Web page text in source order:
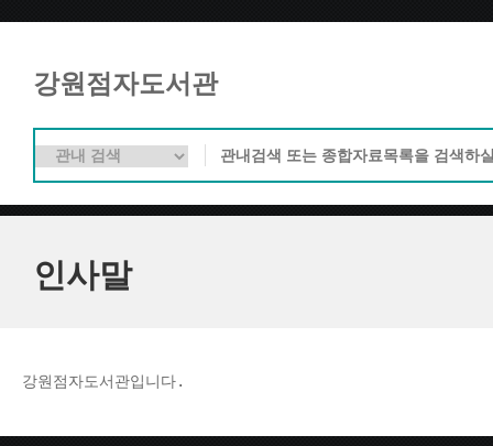
강원점자도서관
인사말
강원점자도서관입니다.